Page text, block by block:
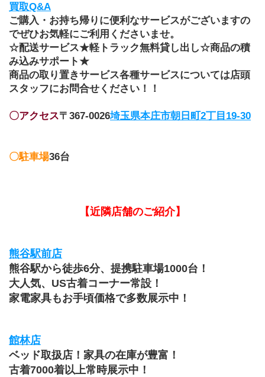
買取Q&A
ご購入・お持ち帰りに便利なサービスがございますの
でぜひお気軽にご利用くださいませ。
☆配送サービス★軽トラック無料貸し出し☆商品の積
み込みサポート★
商品の取り置きサービス各種サービスについては店頭
スタッフにお問合せください！！
〇アクセス〒367-0026埼玉県本庄市朝日町2丁目19-30
〇駐車場36台
【近隣店舗のご紹介】
熊谷駅前店
熊谷駅から徒歩6分、提携駐車場1000台！
大人気、US古着コーナー常設！
家電家具もお手頃価格で多数展示中！
館林店
ベッド取扱店！家具の在庫が豊富！
古着7000着以上常時展示中！